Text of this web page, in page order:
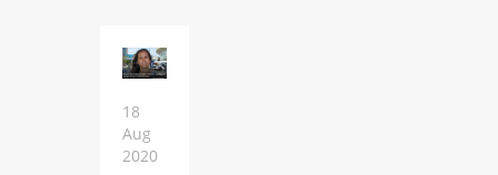
18
Aug
2020